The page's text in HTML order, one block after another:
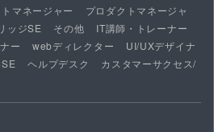
マネージャー
プロダクトマネージャ
ッジSE その他
IT講師・トレーナー
ー webディレクター
UI/UXデザイナ
ヘルプデスク
カスタマーサクセス/